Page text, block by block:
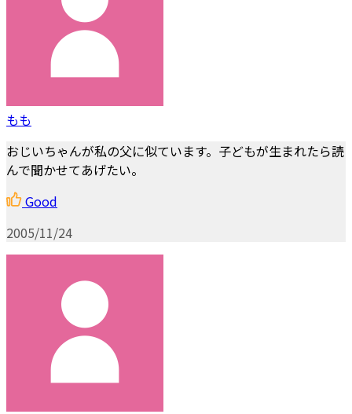
もも
おじいちゃんが私の父に似ています。子どもが生まれたら読
んで聞かせてあげたい。
Good
2005/11/24